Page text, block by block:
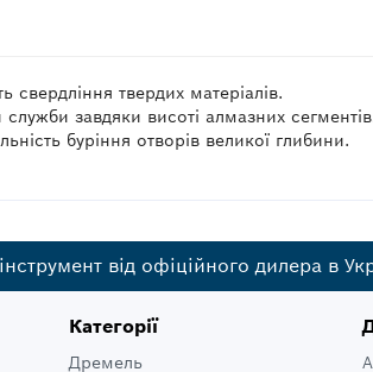
свердління твердих матеріалів.
завдяки висоті алмазних
буріння отворів великої глибини.
від офіційного дилера в
Категорії
Дремель